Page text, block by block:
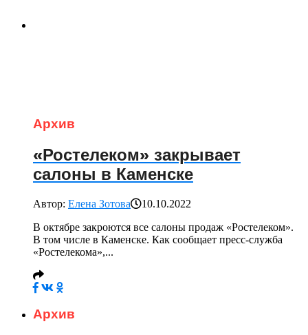
Архив
«Ростелеком» закрывает
салоны в Каменске
Автор: Елена Зотова
10.10.2022
В октябре закроются все салоны продаж «Ростелеком».
В том числе в Каменске. Как сообщает пресс-служба
«Ростелекома»,...
Архив